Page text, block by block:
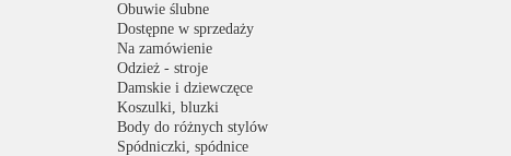
Obuwie ślubne
Dostępne w sprzedaży
Na zamówienie
Odzież - stroje
Damskie i dziewczęce
Koszulki, bluzki
Body do różnych stylów
Spódniczki, spódnice